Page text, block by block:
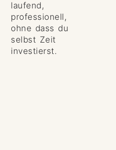
laufend,
professionell,
ohne dass du
selbst Zeit
investierst.